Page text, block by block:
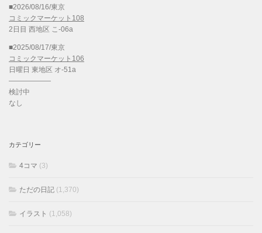
■2026/08/16/東京
コミックマーケット108
2日目 西地区 こ-06a
■2025/08/17/東京
コミックマーケット106
日曜日 東地区 オ-51a
——————
検討中
なし
カテゴリー
4コマ (3)
ただの日記 (1,370)
イラスト (1,058)